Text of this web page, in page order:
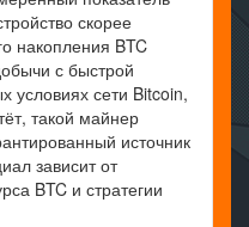
скорее
накопления BTC
с быстрой
условиях сети Bitcoin,
такой майнер
источник
зависит от
BTC и стратегии